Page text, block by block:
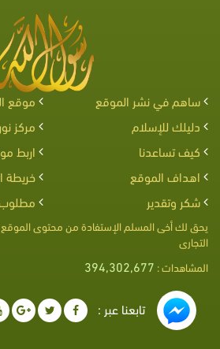
ساهم في نشر الموقع
موقع
دليلك للإسلام
مركز
كيف تساعدنا
اربط
اهداف الموقع
خريطة
شكر وتقدير
يحق لك أخى المسلم الإستفادة من محتوى
التجارى
المشاهدات : 394,302,677
تابعنا عبر :